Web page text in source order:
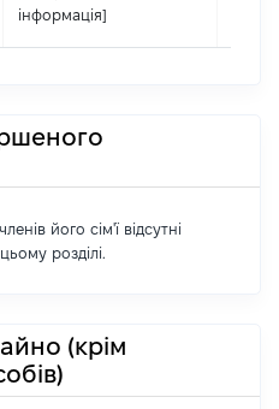
інформація]
його сім'ї відсутні
розділі.
(крім